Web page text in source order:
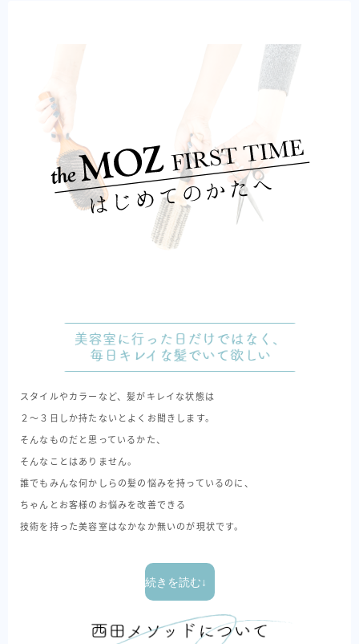
スタイルやカラーなど、髪がキレイな状態は
２〜３日しか持たないとよくお聞きします。
そんなものだと思っているかた、
そんなことはありません。
誰でもみんな何かしらの髪の悩みを持っているのに、
ちゃんとお客様のお悩みを改善できる
技術を持った美容室はなかなか無いのが現状です。
続きを読む↓